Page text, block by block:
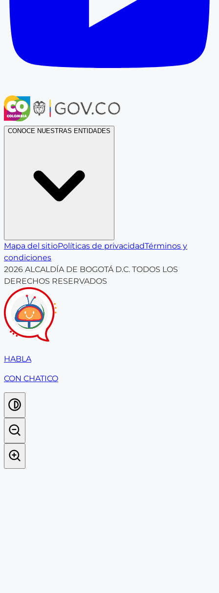
CONOCE NUESTRAS ENTIDADES
Mapa del sitioPolíticas de privacidadTérminos y
condiciones
2026 ALCALDÍA DE BOGOTÁ D.C. TODOS LOS
DERECHOS RESERVADOS
HABLA
CON CHATICO